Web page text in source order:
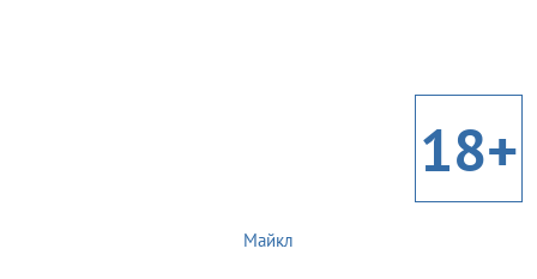
18+
Майкл